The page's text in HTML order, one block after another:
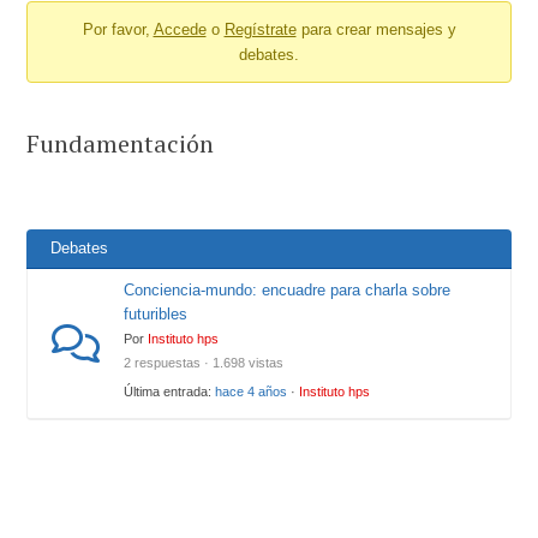
Por favor, Accedeo Regístratepara crear mensajes y
debates.
Fundamentación
Debates
Conciencia-mundo: encuadre para charla sobre
futuribles
Por Instituto hps
2 respuestas · 1.698 vistas
Última entrada:hace 4 años · Instituto hps